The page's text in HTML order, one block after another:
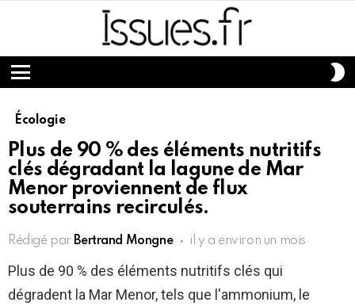
Menu
Écologie
Plus de 90 % des éléments nutritifs
clés dégradant la lagune de Mar
Menor proviennent de flux
souterrains recirculés.
Rédigé par Bertrand Mongne il y a environ un mois
Plus de 90 % des éléments nutritifs clés qui
dégradent la Mar Menor, tels que l'ammonium, le